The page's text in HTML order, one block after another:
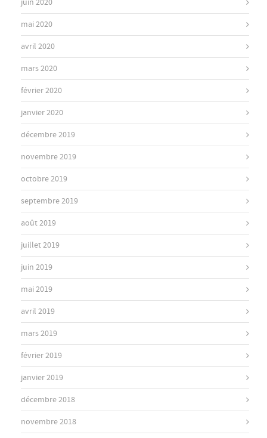
juin 2020
mai 2020
avril 2020
mars 2020
février 2020
janvier 2020
décembre 2019
novembre 2019
octobre 2019
septembre 2019
août 2019
juillet 2019
juin 2019
mai 2019
avril 2019
mars 2019
février 2019
janvier 2019
décembre 2018
novembre 2018